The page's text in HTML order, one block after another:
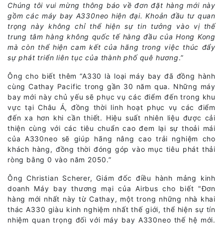
Chúng tôi vui mừng thông báo về đơn đặt hàng mới này
gồm các máy bay A330neo hiện đại. Khoản đầu tư quan
trọng này không chỉ thể hiện sự tin tưởng vào vị thế
trung tâm hàng không quốc tế hàng đầu của Hong Kong
mà còn thể hiện cam kết của hãng trong việc thúc đẩy
sự phát triển liên tục của thành phố quê hương.”
Ông cho biết thêm “A330 là loại máy bay đã đồng hành
cùng Cathay Pacific trong gần 30 năm qua. Những máy
bay mới này chủ yếu sẽ phục vụ các điểm đến trong khu
vực tại Châu Á, đồng thời linh hoạt phục vụ các điểm
đến xa hơn khi cần thiết. Hiệu suất nhiên liệu được cải
thiện cùng với các tiêu chuẩn cao đem lại sự thoải mái
của A330neo sẽ giúp hãng nâng cao trải nghiệm cho
khách hàng, đồng thời đóng góp vào mục tiêu phát thải
ròng bằng 0 vào năm 2050.”
Ông Christian Scherer, Giám đốc điều hành mảng kinh
doanh Máy bay thương mại của Airbus cho biết "Đơn
hàng mới nhất này từ Cathay, một trong những nhà khai
thác A330 giàu kinh nghiệm nhất thế giới, thể hiện sự tín
nhiệm quan trọng đối với máy bay A330neo thế hệ mới.